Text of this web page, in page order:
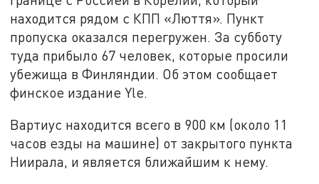
находится рядом с КПП «Люття». Пункт
пропуска оказался перегружен. За субботу
туда прибыло 67 человек, которые просили
убежища в Финляндии. Об этом сообщает
финское издание Yle.
Вартиус находится всего в 900 км (около 11
часов езды на машине) от закрытого пункта
Ниирала, и является ближайшим к нему.